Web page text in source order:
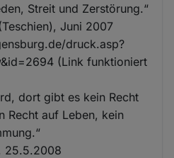
Streit und Zerstörung.“
Juni 2007
druck.asp?
(Link funktioniert
dort gibt es kein Recht
Recht auf Leben, kein
25.5.2008